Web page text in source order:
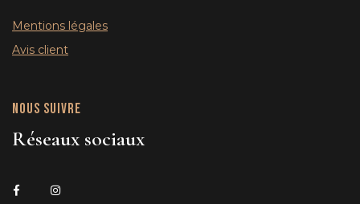
Mentions légales
Avis client
Nous suivre
Réseaux sociaux